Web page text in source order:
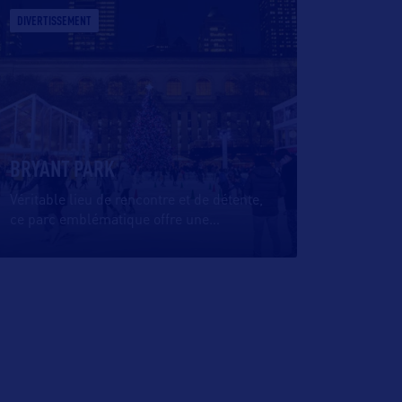
DIVERTISSEMENT
BRYANT PARK
Véritable lieu de rencontre et de détente,
ce parc emblématique offre une